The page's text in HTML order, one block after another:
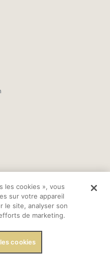
réservé 2025
les cookies », vous
sur votre appareil
le site, analyser son
de marketing.
cookies